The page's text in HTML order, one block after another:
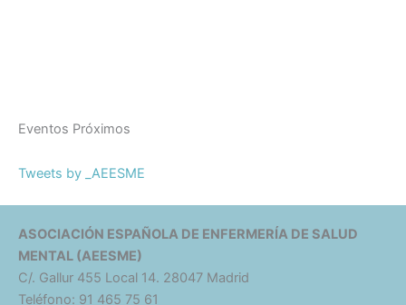
Eventos Próximos
Tweets by _AEESME
ASOCIACIÓN ESPAÑOLA DE ENFERMERÍA DE SALUD
MENTAL (AEESME)
C/. Gallur 455 Local 14. 28047 Madrid
Teléfono: 91 465 75 61